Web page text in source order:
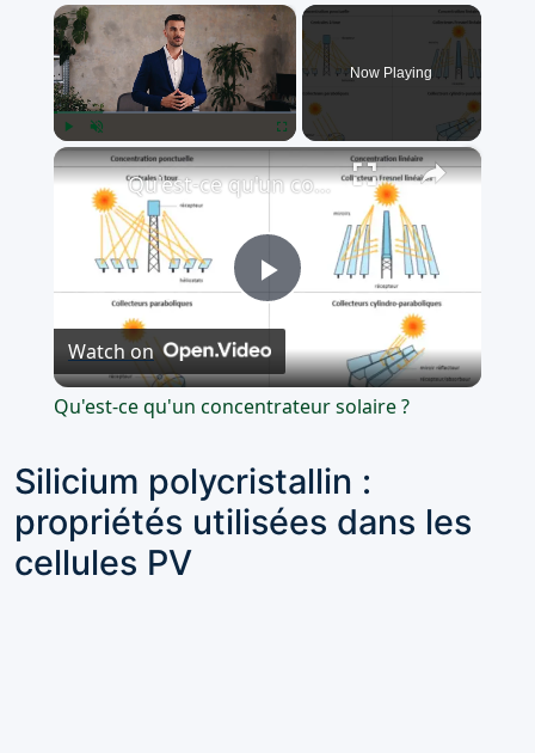
×
Play Unmute Fullscreen
Now Playing
×
Play
Video
Qu'est-ce qu'un concentrateur solaire ?
Watch on
Qu'est-ce qu'un concentrateur solaire ?
Silicium polycristallin :
propriétés utilisées dans les
cellules PV